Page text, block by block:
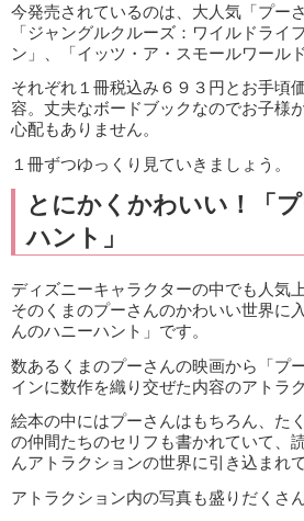
今発売されているのは、大人気「プー
「ジャングルクルーズ：ワイルドライ
ン」、「イッツ・ア・スモールワール
それぞれ１冊税込み６９３円とお手頃
容。丈夫なボードブックなのでお子様
心配もありません。
１冊ずつゆっくり見ていきましょう。
とにかくかわいい！「
ハント」
ディズニーキャラクターの中でも人気
そのくまのプーさんのかわいい世界に
んのハニーハント」です。
数あるくまのプーさんの映画から「プ
インに数作を織り交ぜた内容のアトラ
絵本の中にはプーさんはもちろん、た
の仲間たちのセリフも書かれていて、
んアトラクションの世界に引き込まれ
アトラクション内の写真も盛りだくさ